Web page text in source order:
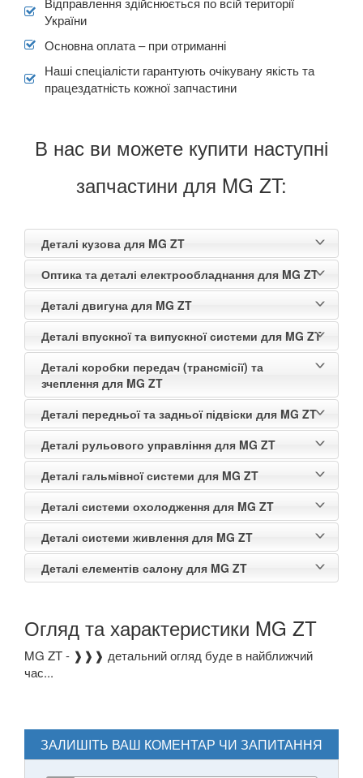
SAAB
SEAT keyboard_arrow_down
SMART keyboard_arrow_down
TESLA keyboard_arrow_down
TOYOTA keyboard_arrow_down
VOLKSWAGEN keyboard_arrow_down
VOLVO keyboard_arrow_down
В наявності!
України
Основна оплата – при отриманні
Наші спеціалісти гарантують очікувану якість та
працездатність кожної запчастини
В нас ви можете купити наступні
запчастини для MG ZT:
Деталі кузова для MG ZT
Оптика та деталі електрообладнання для MG ZT
Деталі двигуна для MG ZT
Деталі впускної та випускної системи для MG ZT
Деталі коробки передач (трансмісії) та
зчеплення для MG ZT
Деталі передньої та задньої підвіски для MG ZT
Деталі рульового управління для MG ZT
Деталі гальмівної системи для MG ZT
Деталі системи охолодження для MG ZT
Деталі системи живлення для MG ZT
Деталі елементів салону для MG ZT
Огляд та характеристики MG ZT
MG ZT - ❱❱❱ детальний огляд буде в найближчий
час...
ЗАЛИШІТЬ ВАШ КОМЕНТАР ЧИ ЗАПИТАННЯ